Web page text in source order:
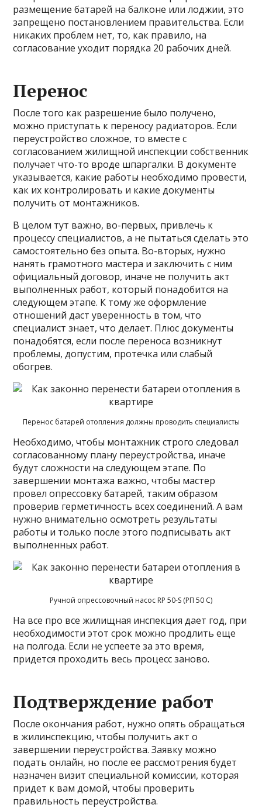
размещение батарей на балконе или лоджии, это
запрещено постановлением правительства. Если
никаких проблем нет, то, как правило, на
согласование уходит порядка 20 рабочих дней.
Перенос
После того как разрешение было получено,
можно приступать к переносу радиаторов. Если
переустройство сложное, то вместе с
согласованием жилищной инспекции собственник
получает что-то вроде шпаргалки. В документе
указывается, какие работы необходимо провести,
как их контролировать и какие документы
получить от монтажников.
В целом тут важно, во-первых, привлечь к
процессу специалистов, а не пытаться сделать это
самостоятельно без опыта. Во-вторых, нужно
нанять грамотного мастера и заключить с ним
официальный договор, иначе не получить акт
выполненных работ, который понадобится на
следующем этапе. К тому же оформление
отношений даст уверенность в том, что
специалист знает, что делает. Плюс документы
понадобятся, если после переноса возникнут
проблемы, допустим, протечка или слабый
обогрев.
Перенос батарей отопления должны проводить специалисты
Необходимо, чтобы монтажник строго следовал
согласованному плану переустройства, иначе
будут сложности на следующем этапе. По
завершении монтажа важно, чтобы мастер
провел опрессовку батарей, таким образом
проверив герметичность всех соединений. А вам
нужно внимательно осмотреть результаты
работы и только после этого подписывать акт
выполненных работ.
Ручной опрессовочный насос RP 50-S (РП 50 С)
На все про все жилищная инспекция дает год, при
необходимости этот срок можно продлить еще
на полгода. Если не успеете за это время,
придется проходить весь процесс заново.
Подтверждение работ
После окончания работ, нужно опять обращаться
в жилинспекцию, чтобы получить акт о
завершении переустройства. Заявку можно
подать онлайн, но после ее рассмотрения будет
назначен визит специальной комиссии, которая
придет к вам домой, чтобы проверить
правильность переустройства.